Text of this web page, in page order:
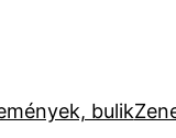
bulik